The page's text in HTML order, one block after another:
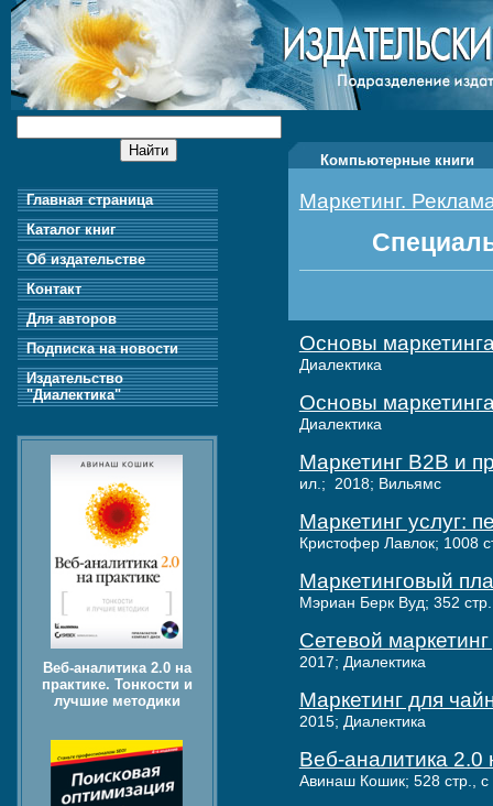
Главная страница
Каталог книг
Об издательстве
Контакт
Для авторов
Подписка на новости
Издательство
"Диалектика"
Веб-аналитика 2.0 на
практике. Тонкости и
лучшие методики
Компьютерные книги
Маркетинг.
Основы
Диалектика
Основы
Диалектика
Маркетинг B2B и
ил.; 2018; Вильямс
Маркетинг услуг:
Кристофер Лавлок; 1008
Маркетинговый
Мэриан Берк Вуд; 352
Сетевой
2017; Диалектика
Маркетинг для
2015; Диалектика
Веб-аналитика 2.0
Авинаш Кошик; 528 стр.,